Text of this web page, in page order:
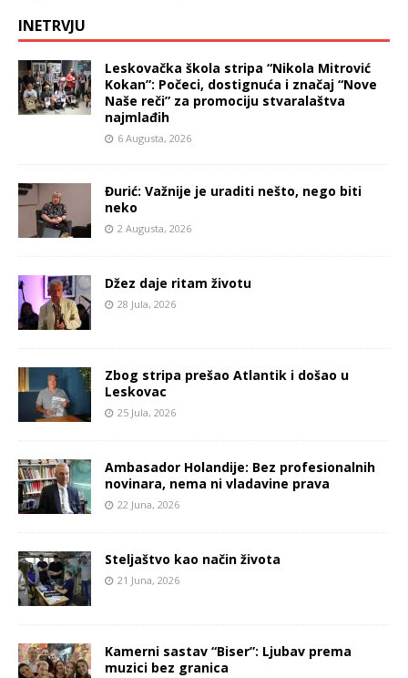
INETRVJU
Leskovačka škola stripa “Nikola Mitrović
Kokan”: Počeci, dostignuća i značaj “Nove
Naše reči” za promociju stvaralaštva
najmlađih
6 Augusta, 2026
Đurić: Važnije je uraditi nešto, nego biti
neko
2 Augusta, 2026
Džez daje ritam životu
28 Jula, 2026
Zbog stripa prešao Atlantik i došao u
Leskovac
25 Jula, 2026
Ambasador Holandije: Bez profesionalnih
novinara, nema ni vladavine prava
22 Juna, 2026
Steljaštvo kao način života
21 Juna, 2026
Kamerni sastav “Biser”: Ljubav prema
muzici bez granica